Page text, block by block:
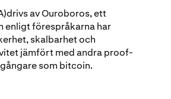
av Ouroboros, ett
enligt förespråkarna har
skalbarhet och
jämfört med andra proof-
som bitcoin.